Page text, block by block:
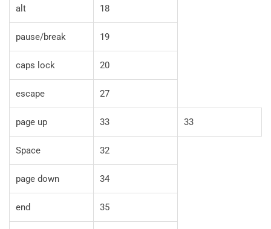
alt 18
pause/break 19
caps lock 20
escape 27
page up 33 33
Space 32
page down 34
end 35